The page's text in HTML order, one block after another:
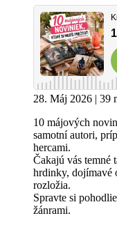
28. Máj 2026 | 39
10 májových
samotní autori,
hercami.
Čakajú vás temné
hrdinky, dojímavé
rozložia.
Spravte si
žánrami.